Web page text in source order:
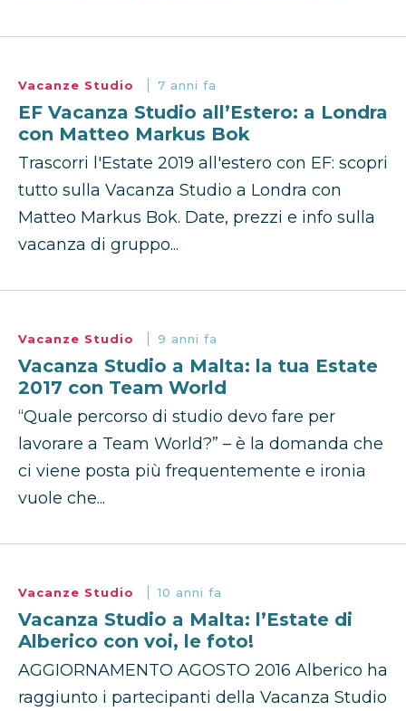
Vacanze Studio 7 anni fa
EF Vacanza Studio all’Estero: a Londra
con Matteo Markus Bok
Trascorri l'Estate 2019 all'estero con EF: scopri
tutto sulla Vacanza Studio a Londra con
Matteo Markus Bok. Date, prezzi e info sulla
vacanza di gruppo...
Vacanze Studio 9 anni fa
Vacanza Studio a Malta: la tua Estate
2017 con Team World
“Quale percorso di studio devo fare per
lavorare a Team World?” – è la domanda che
ci viene posta più frequentemente e ironia
vuole che...
Vacanze Studio 10 anni fa
Vacanza Studio a Malta: l’Estate di
Alberico con voi, le foto!
AGGIORNAMENTO AGOSTO 2016 Alberico ha
raggiunto i partecipanti della Vacanza Studio